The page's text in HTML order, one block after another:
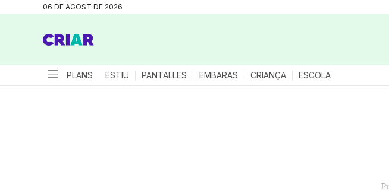
06 DE AGOST DE 2026
PLANS ESTIU PANTALLES EMBARÀS CRIANÇA ESCOLA